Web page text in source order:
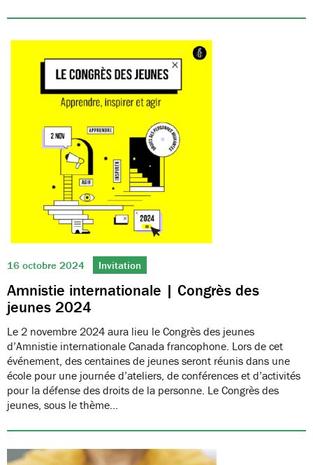
16 octobre 2024 Invitation
Amnistie internationale | Congrès des
jeunes 2024
Le 2 novembre 2024 aura lieu le Congrès des jeunes
d’Amnistie internationale Canada francophone. Lors de cet
événement, des centaines de jeunes seront réunis dans une
école pour une journée d’ateliers, de conférences et d’activités
pour la défense des droits de la personne. Le Congrès des
jeunes, sous le thème…